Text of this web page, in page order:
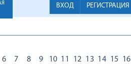
ВХОД РЕГИСТРАЦИЯ
6
7
8
9
10 11
12 13 14 15
16